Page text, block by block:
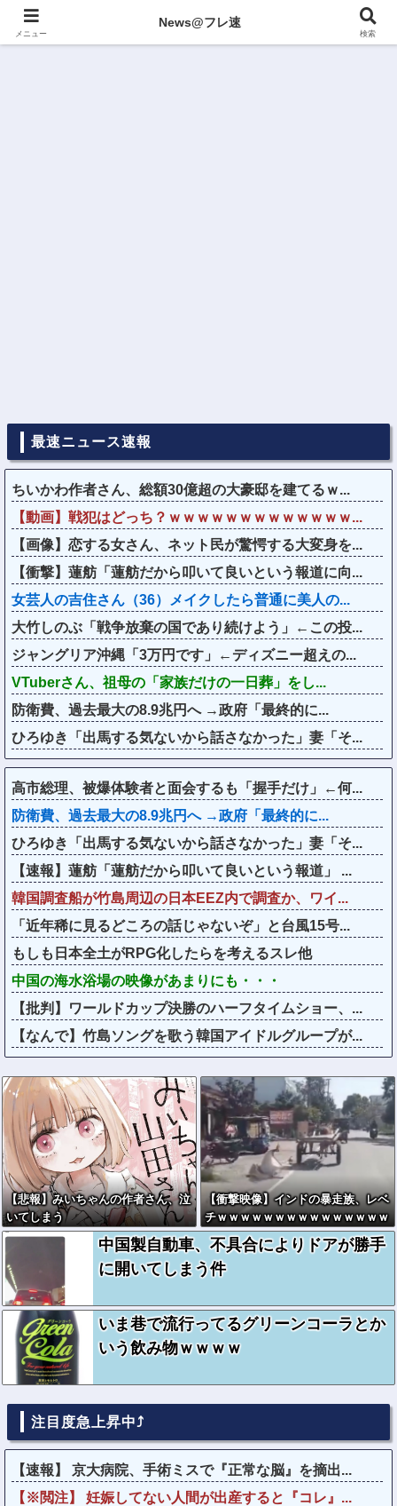
最速ニュース速報
ちいかわ作者さん、総額30億超の大豪邸を建てるｗ...
【動画】戦犯はどっち？ｗｗｗｗｗｗｗｗｗｗｗｗｗ...
【画像】恋する女さん、ネット民が驚愕する大変身を...
【衝撃】蓮舫「蓮舫だから叩いて良いという報道に向...
女芸人の吉住さん（36）メイクしたら普通に美人の...
大竹しのぶ「戦争放棄の国であり続けよう」←この投...
ジャングリア沖縄「3万円です」←ディズニー超えの...
VTuberさん、祖母の「家族だけの一日葬」をし...
防衛費、過去最大の8.9兆円へ →政府「最終的に...
ひろゆき「出馬する気ないから話さなかった」妻「そ...
高市総理、被爆体験者と面会するも「握手だけ」←何...
防衛費、過去最大の8.9兆円へ →政府「最終的に...
ひろゆき「出馬する気ないから話さなかった」妻「そ...
【速報】蓮舫「蓮舫だから叩いて良いという報道」 ...
韓国調査船が竹島周辺の日本EEZ内で調査か、ワイ...
「近年稀に見るどころの話じゃないぞ」と台風15号...
もしも日本全土がRPG化したらを考えるスレ他
中国の海水浴場の映像があまりにも・・・
【批判】ワールドカップ決勝のハーフタイムショー、...
【なんで】竹島ソングを歌う韓国アイドルグループが...
【悲報】みいちゃんの作者さん、泣
いてしまう
【衝撃映像】インドの暴走族、レベ
チｗｗｗｗｗｗｗｗｗｗｗｗｗｗｗ
ｗ
中国製自動車、不具合によりドアが勝手
に開いてしまう件
いま巷で流行ってるグリーンコーラとか
いう飲み物ｗｗｗｗ
注目度急上昇中⤴
【速報】 京大病院、手術ミスで『正常な脳』を摘出...
【※閲注】 妊娠してない人間が出産すると『コレ』...
メニュー
News@フレ速
検索